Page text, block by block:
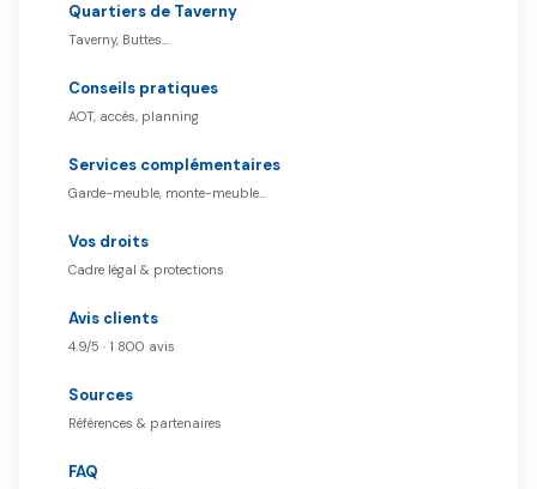
Quartiers de Taverny
Taverny, Buttes…
Conseils pratiques
AOT, accès, planning
Services complémentaires
Garde-meuble, monte-meuble…
Vos droits
Cadre légal & protections
Avis clients
4.9/5 · 1 800 avis
Sources
Références & partenaires
FAQ